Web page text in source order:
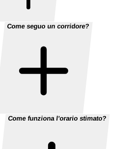
Come seguo un corridore?
Come funziona l'orario stimato?